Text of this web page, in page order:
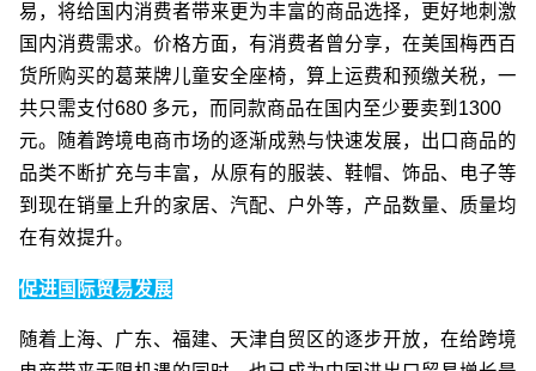
易，将给国内消费者带来更为丰富的商品选择，更好地刺激
国内消费需求。价格方面，有消费者曾分享，在美国梅西百
货所购买的葛莱牌儿童安全座椅，算上运费和预缴关税，一
共只需支付680 多元，而同款商品在国内至少要卖到1300
元。随着跨境电商市场的逐渐成熟与快速发展，出口商品的
品类不断扩充与丰富，从原有的服装、鞋帽、饰品、电子等
到现在销量上升的家居、汽配、户外等，产品数量、质量均
在有效提升。
促进国际贸易发展
随着上海、广东、福建、天津自贸区的逐步开放，在给跨境